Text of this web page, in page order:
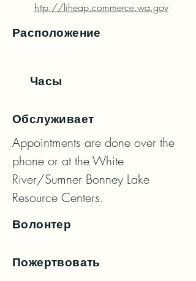
http://liheap.commerce.wa.gov
Расположение
Часы
Обслуживает
Appointments are done over the
phone or at the White
River/Sumner Bonney Lake
Resource Centers.
Волонтер
Пожертвовать